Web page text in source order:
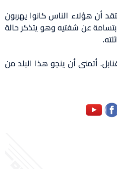
أن هؤلاء الناس كانوا يهربون
عن شفتيه وهو يتذكر حالة
أتمنى أن ينجو هذا البلد من